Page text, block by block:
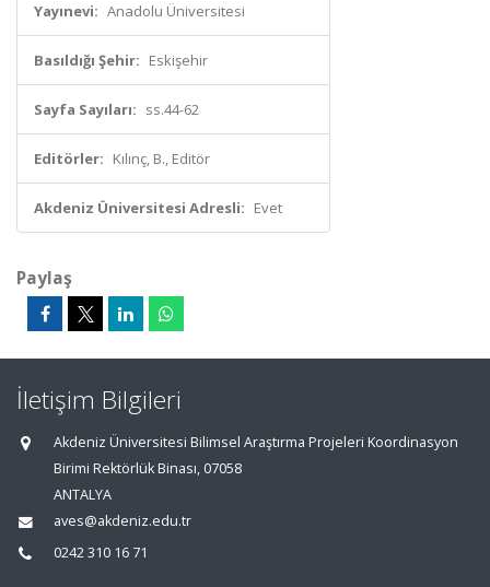
Yayınevi: Anadolu Üniversitesi
Basıldığı Şehir: Eskişehir
Sayfa Sayıları: ss.44-62
Editörler: Kılınç, B., Editör
Akdeniz Üniversitesi Adresli: Evet
Paylaş
İletişim Bilgileri
Akdeniz Üniversitesi Bilimsel Araştırma Projeleri Koordinasyon
Birimi Rektörlük Binası, 07058
ANTALYA
aves@akdeniz.edu.tr
0242 310 16 71